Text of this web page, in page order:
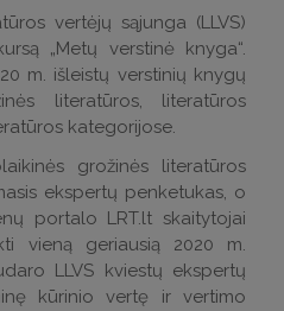
vertėjų sąjunga (LLVS)
„Metų verstinė knyga“.
m. išleistų verstinių knygų
literatūros, literatūros
kategorijose.
grožinės literatūros
ekspertų penketukas, o
portalo LRT.lt skaitytojai
vieną geriausią 2020 m.
LLVS kviestų ekspertų
kūrinio vertę ir vertimo